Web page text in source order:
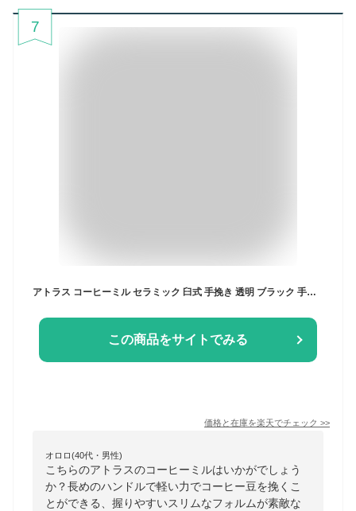
7
アトラス コーヒーミル セラミック 臼式 手挽き 透明 ブラック 手動 小型 スリム コンパクト 粗さ調整 挽き目調節 分解 丸洗い可能 洗いやすい コーヒーグラインダー キッチン キャンプ アウトドア グッドデザイン賞 受賞 カフェリンク ACG-BKP ACG-BRP
この商品をサイトでみる
価格と在庫を楽天でチェック >>
オロロ(40代・男性)
こちらのアトラスのコーヒーミルはいかがでしょう
か？長めのハンドルで軽い力でコーヒー豆を挽くこ
とができる、握りやすいスリムなフォルムが素敵な